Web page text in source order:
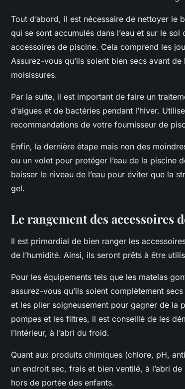
Tout d’abord, il est nécessaire de nettoyer le
qui se sont accumulés dans l’eau et sur le sol
accessoires de piscine. Cela comprend les
Assurez-vous qu’ils soient bien secs avant
moisissures.
Par la suite, il est important de faire un
d’algues et de bactéries pendant l’hiver.
recommandations de votre fournisseur de
Enfin, la dernière étape mais non des
ou un volet pour protéger l’eau de la piscine
baisser le niveau de l’eau pour éviter que la
gel.
Le rangement des accessoires
Il est primordial de bien ranger les
de l’humidité. Ainsi, ils seront prêts à être
Pour les équipements tels que les matelas
assurez-vous qu’ils soient complètement
et les plier soigneusement pour gagner de la
pompes et les filtres, il est conseillé de les
l’intérieur, à l’abri du froid.
Quant aux produits chimiques (chlore, pH,
un endroit sec, frais et bien ventilé, à l’abri
hors de portée des enfants.